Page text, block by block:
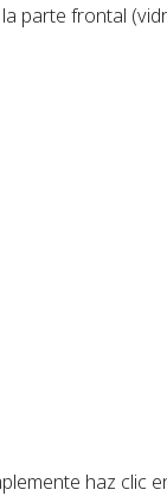
parte frontal
haz clic